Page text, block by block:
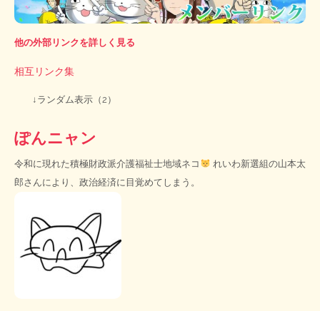
他の外部リンクを詳しく見る
相互リンク集
↓ランダム表示（2）
ぽんニャン
令和に現れた積極財政派介護福祉士地域ネコ
れいわ新選組の山本太
郎さんにより、政治経済に目覚めてしまう。